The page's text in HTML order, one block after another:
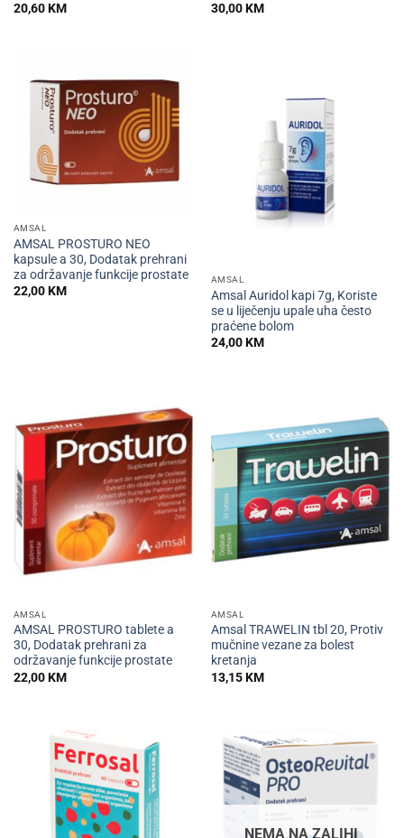
20,60KM
30,00KM
AMSAL
AMSAL PROSTURO NEO
kapsule a 30, Dodatak prehrani
za održavanje funkcije prostate
22,00KM
AMSAL
Amsal Auridol kapi 7g, Koriste
se u liječenju upale uha često
praćene bolom
24,00KM
AMSAL
AMSAL PROSTURO tablete a
30, Dodatak prehrani za
održavanje funkcije prostate
22,00KM
AMSAL
Amsal TRAWELIN tbl 20, Protiv
mučnine vezane za bolest
kretanja
13,15KM
NEMA NA ZALIHI